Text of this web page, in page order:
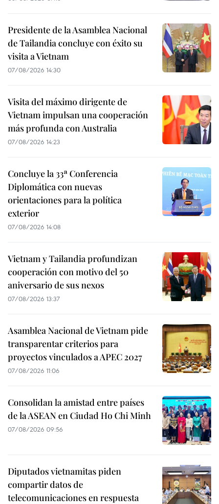
Presidente de la Asamblea Nacional
de Tailandia concluye con éxito su
visita a Vietnam
07/08/2026 14:30
Visita del máximo dirigente de
Vietnam impulsan una cooperación
más profunda con Australia
07/08/2026 14:23
Concluye la 33ª Conferencia
Diplomática con nuevas
orientaciones para la política
exterior
07/08/2026 14:08
Vietnam y Tailandia profundizan
cooperación con motivo del 50
aniversario de sus nexos
07/08/2026 13:37
Asamblea Nacional de Vietnam pide
transparentar criterios para
proyectos vinculados a APEC 2027
07/08/2026 11:06
Consolidan la amistad entre países
de la ASEAN en Ciudad Ho Chi Minh
07/08/2026 09:56
Diputados vietnamitas piden
compartir datos de
telecomunicaciones en respuesta